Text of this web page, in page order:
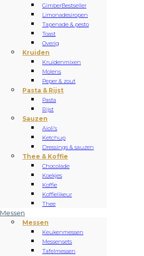
GimberBestseller
Limonadesiropen
Tapenade & pesto
Toast
Overig
Kruiden
Kruidenmixen
Molens
Peper & zout
Pasta & Rijst
Pasta
Rijst
Sauzen
Aioli’s
Ketchup
Dressings & sauzen
Thee & Koffie
Chocolade
Koekjes
Koffie
Koffielikeur
Thee
Messen
Messen
Keukenmessen
Messensets
Tafelmessen